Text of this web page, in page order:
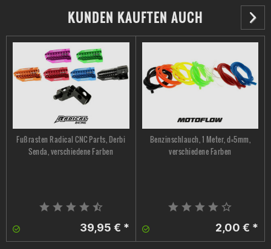
KUNDEN KAUFTEN AUCH
Fußrasten Radical CNC Parts, Derbi
Senda, verschiedene Farben
39,95 € *
Benzinschlauch, 1 Meter, d=5mm,
verschiedene Farben
2,00 € *